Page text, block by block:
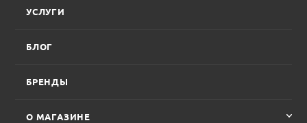
УСЛУГИ
БЛОГ
БРЕНДЫ
О МАГАЗИНЕ